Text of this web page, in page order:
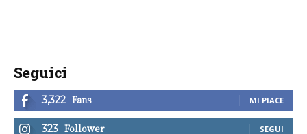
Seguici
3,322 Fans MI PIACE
323 Follower SEGUI